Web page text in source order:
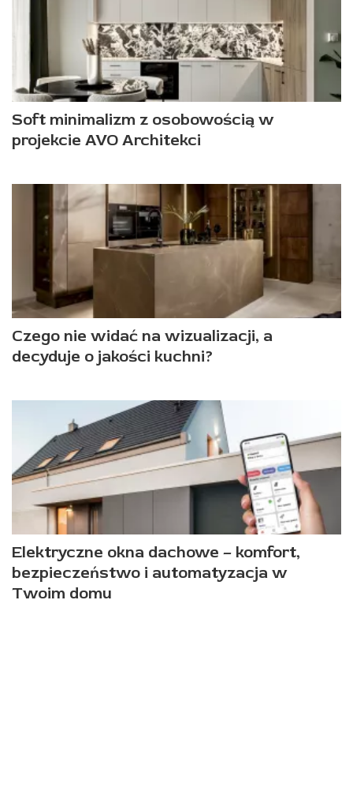
Soft minimalizm z osobowością w
projekcie AVO Architekci
Czego nie widać na wizualizacji, a
decyduje o jakości kuchni?
Elektryczne okna dachowe – komfort,
bezpieczeństwo i automatyzacja w
Twoim domu